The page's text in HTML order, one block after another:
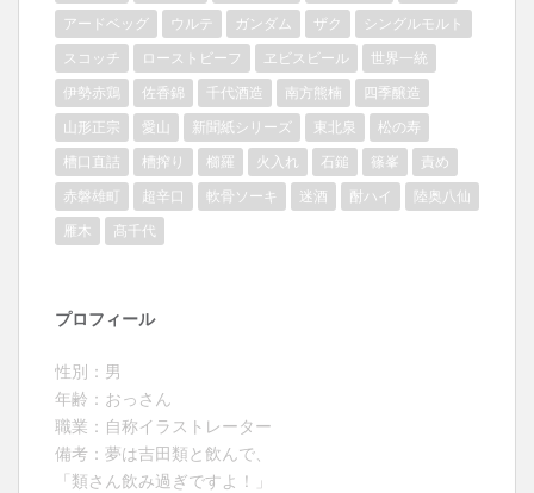
アードベッグ
ウルテ ガンダム ザク
シングルモルト
スコッチ
ローストビーフ ヱビスビール
世界一統
伊勢赤鶏
佐香錦 千代酒造 南方熊楠
四季醸造
山形正宗
愛山 新聞紙シリーズ 東北泉
松の寿
槽口直詰
槽搾り 櫛羅 火入れ 石鎚 篠峯
責め
赤磐雄町
超辛口 軟骨ソーキ 迷酒 酎ハイ
陸奥八仙
雁木
髙千代
プロフィール
性別：男
年齢：おっさん
職業：自称イラストレーター
備考：夢は吉田類と飲んで、
「類さん飲み過ぎですよ！」